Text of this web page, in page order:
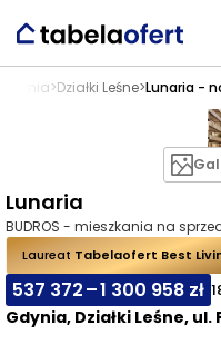
Gdynia>Działki Leśne>Lunaria -
Lunaria
BUDROS - mieszkania na
Laureat Tabelaofert Best
537 372 – 1 300 958 zł
Gdynia, Działki Leśne, ul.